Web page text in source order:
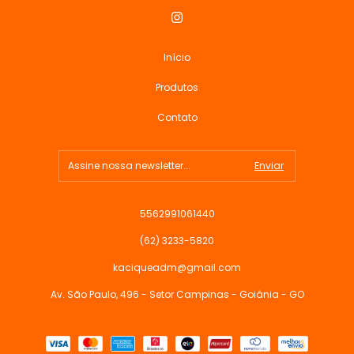
Início
Produtos
Contato
5562991061440
(62) 3233-5820
kaciqueadm@gmail.com
Av. São Paulo, 496 - Setor Campinas - Goiânia - GO